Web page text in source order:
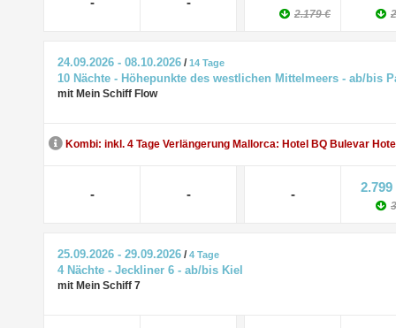
2.179 €
24.09.2026 - 08.10.2026 /14 Tage
10 Nächte - Höhepunkte des westlichen Mittelmeers - ab/bis
mit Mein Schiff Flow
Kombi: inkl. 4 Tage Verlängerung Mallorca: Hotel BQ Bulevar
- - - 2.799
25.09.2026 - 29.09.2026 /4 Tage
4 Nächte - Jeckliner 6 - ab/bis Kiel
mit Mein Schiff 7